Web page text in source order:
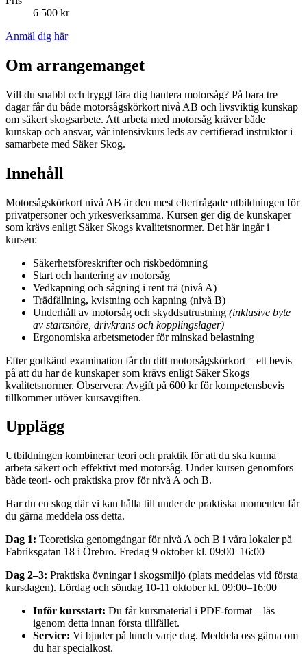
6 500 kr
Anmäl dig här
Om arrangemanget
Vill du snabbt och tryggt lära dig hantera motorsåg? På bara tre
dagar får du både motorsågskörkort nivå AB och livsviktig kunskap
om säkert skogsarbete. Att arbeta med motorsåg kräver både
kunskap och ansvar, vår intensivkurs leds av certifierad instruktör i
samarbete med Säker Skog.
Innehåll
Motorsågskörkort nivå AB är den mest efterfrågade utbildningen för
privatpersoner och yrkesverksamma. Kursen ger dig de kunskaper
som krävs enligt Säker Skogs kvalitetsnormer. Det här ingår i
kursen:
Säkerhetsföreskrifter och riskbedömning
Start och hantering av motorsåg
Vedkapning och sågning i rent trä (nivå A)
Trädfällning, kvistning och kapning (nivå B)
Underhåll av motorsåg och skyddsutrustning (inklusive byte
av startsnöre, drivkrans och kopplingslager)
Ergonomiska arbetsmetoder för minskad belastning
Efter godkänd examination får du ditt motorsågskörkort – ett bevis
på att du har de kunskaper som krävs enligt Säker Skogs
kvalitetsnormer. Observera: Avgift på 600 kr för kompetensbevis
tillkommer utöver kursavgiften.
Upplägg
Utbildningen kombinerar teori och praktik för att du ska kunna
arbeta säkert och effektivt med motorsåg. Under kursen genomförs
både teori- och praktiska prov för nivå A och B.
Har du en skog där vi kan hålla till under de praktiska momenten får
du gärna meddela oss detta.
Dag 1: Teoretiska genomgångar för nivå A och B i våra lokaler på
Fabriksgatan 18 i Örebro. Fredag 9 oktober kl. 09:00–16:00
Dag 2–3: Praktiska övningar i skogsmiljö (plats meddelas vid första
kursdagen). Lördag och söndag 10-11 oktober kl. 09:00–16:00
Inför kursstart: Du får kursmaterial i PDF-format – läs
igenom detta innan första tillfället.
Service: Vi bjuder på lunch varje dag. Meddela oss gärna om
du har specialkost.